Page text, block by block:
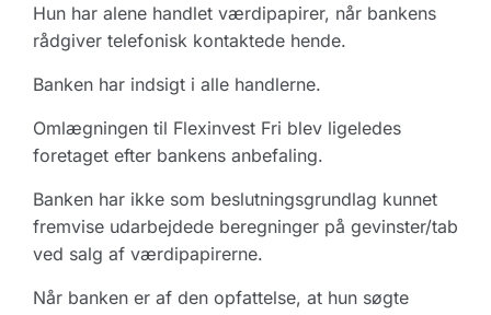
Hun har alene handlet værdipapirer, når bankens
rådgiver telefonisk kontaktede hende.
Banken har indsigt i alle handlerne.
Omlægningen til Flexinvest Fri blev ligeledes
foretaget efter bankens anbefaling.
Banken har ikke som beslutningsgrundlag kunnet
fremvise udarbejdede beregninger på gevinster/tab
ved salg af værdipapirerne.
Når banken er af den opfattelse, at hun søgte